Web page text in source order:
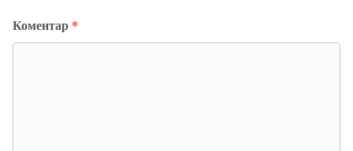
Коментар *